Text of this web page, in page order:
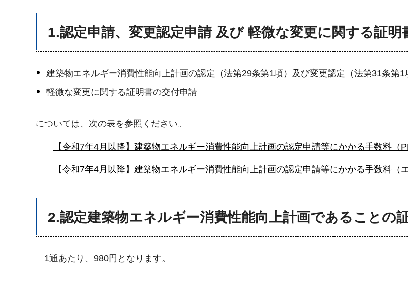
1.認定申請、変更認定申請 及び 軽微な変更に関する証明
建築物エネルギー消費性能向上計画の認定（法第29条第1項）及び変更認定（法第31条第1
軽微な変更に関する証明書の交付申請
については、次の表を参照ください。
【令和7年4月以降】建築物エネルギー消費性能向上計画の認定申請等にかかる手数料（
【令和7年4月以降】建築物エネルギー消費性能向上計画の認定申請等にかかる手数料（
2.認定建築物エネルギー消費性能向上計画であることの
1通あたり、980円となります。